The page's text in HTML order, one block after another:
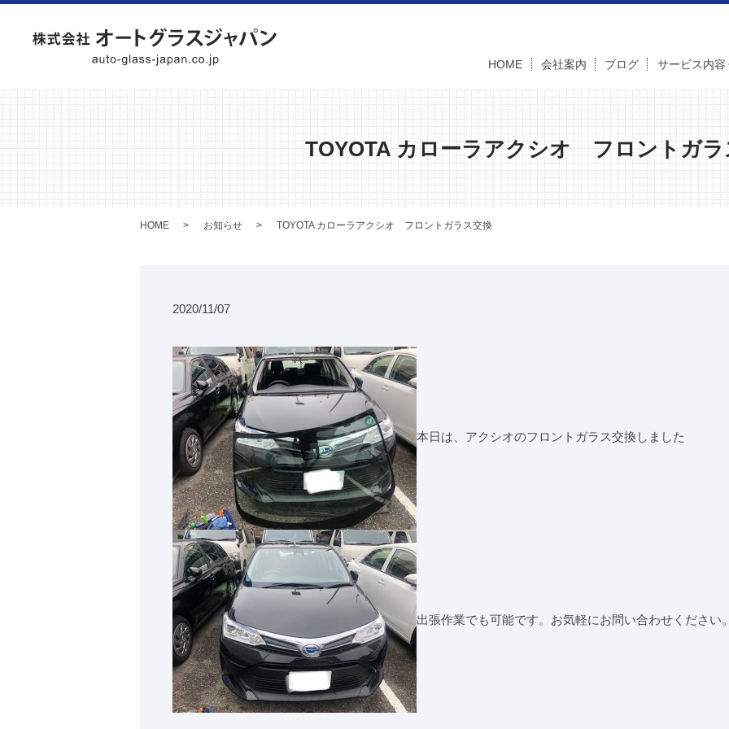
HOME 会社案内 ブログ サービス内容
TOYOTA カローラアクシオ フロントガラ
HOME お知らせ TOYOTA カローラアクシオ フロントガラス交換
2020/11/07
本日は、アクシオのフロントガラス交換しました
出張作業でも可能です。お気軽にお問い合わせください